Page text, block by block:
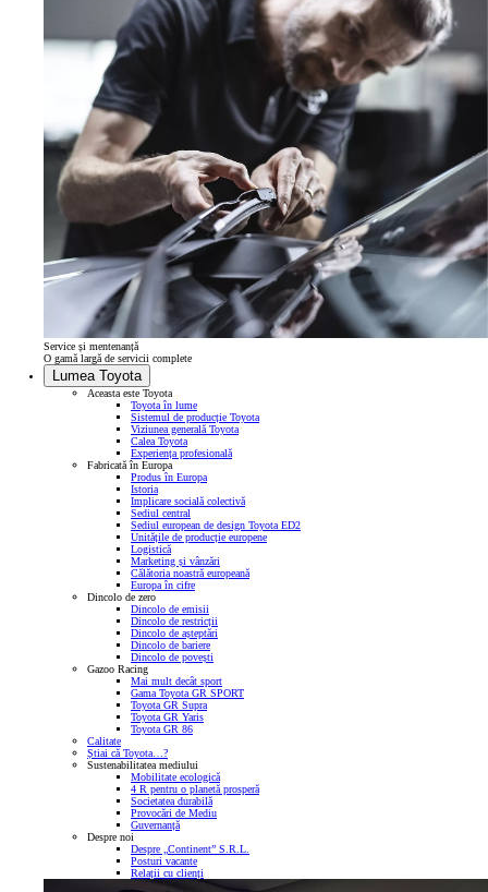
Service și mentenanță
O gamă largă de servicii complete
Lumea Toyota
Aceasta este Toyota
Toyota în lume
Sistemul de producție Toyota
Viziunea generală Toyota
Calea Toyota
Experiența profesională
Fabricată în Europa
Produs în Europa
Istoria
Implicare socială colectivă
Sediul central
Sediul european de design Toyota ED2
Unitățile de producție europene
Logistică
Marketing și vânzări
Călătoria noastră europeană
Europa în cifre
Dincolo de zero
Dincolo de emisii
Dincolo de restricții
Dincolo de așteptări
Dincolo de bariere
Dincolo de povești
Gazoo Racing
Mai mult decât sport
Gama Toyota GR SPORT
Toyota GR Supra
Toyota GR Yaris
Toyota GR 86
Calitate
Știai că Toyota…?
Sustenabilitatea mediului
Mobilitate ecologică
4 R pentru o planetă prosperă
Societatea durabilă
Provocări de Mediu
Guvernanță
Despre noi
Despre „Continent” S.R.L.
Posturi vacante
Relații cu clienți